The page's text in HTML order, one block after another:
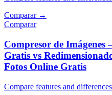
Comparar→
Comparar
Compresor de
Gratis vs
Fotos Online Gratis
Compare features and differences